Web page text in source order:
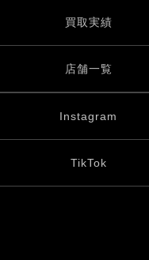
買取実績
店舗一覧
Instagram
TikTok